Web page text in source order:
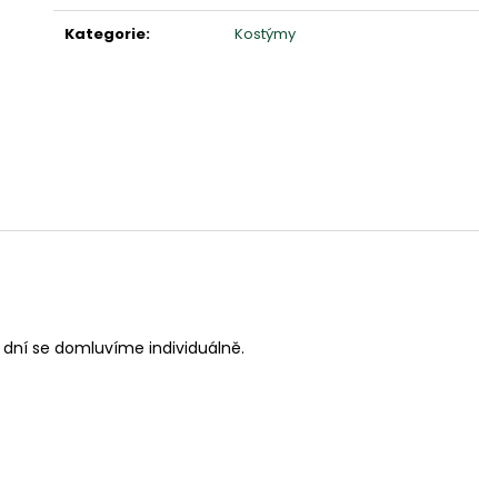
Měrná
cena:
Kategorie: Kostýmy
se domluvíme individuálně.